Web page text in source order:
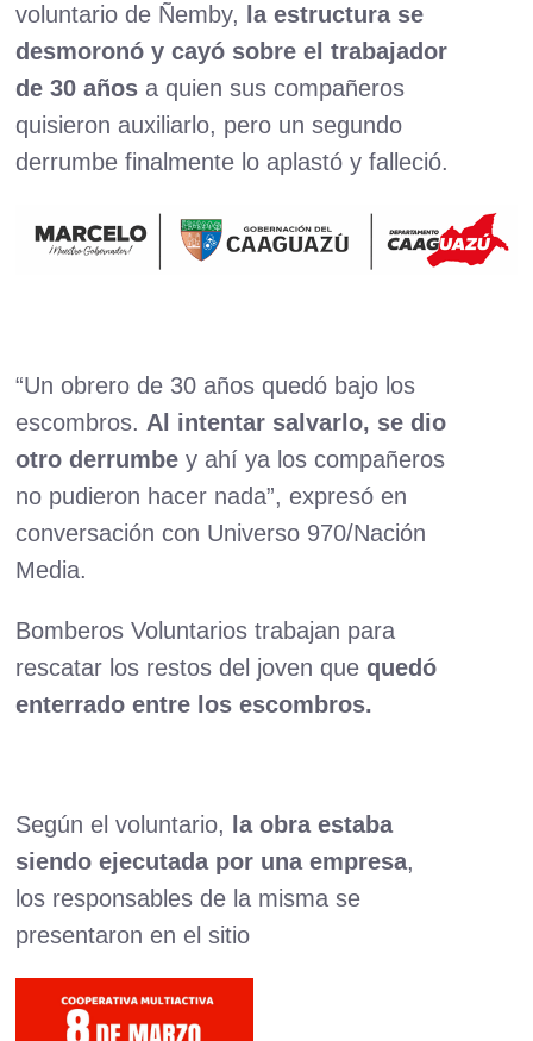
voluntario de Ñemby,
la estructura se
desmoronó y cayó sobre el trabajador
de 30 años a quien sus compañeros
quisieron auxiliarlo, pero un segundo
derrumbe finalmente lo aplastó y falleció.
“Un obrero de 30 años quedó bajo los
escombros. Al intentar salvarlo, se dio
otro derrumbe y ahí ya los compañeros
no pudieron hacer nada”, expresó en
conversación con Universo 970/Nación
Media.
Bomberos Voluntarios trabajan para
rescatar los restos del joven quequedó
enterrado entre los escombros.
Según el voluntario,
la obra estaba
siendo ejecutada por una empresa,
los responsables de la misma se
presentaron en el sitio